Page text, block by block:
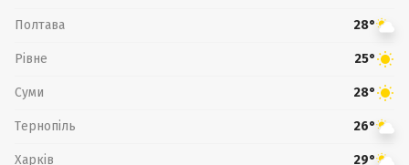
Полтава 28°
Рівне 25°
Суми 28°
Тернопіль 26°
Харків 29°